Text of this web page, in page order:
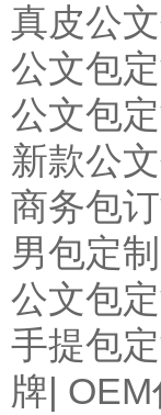
真皮公
公文包定
公文包定
新款公
商务包订
男包定制
公文包
手提包
牌|